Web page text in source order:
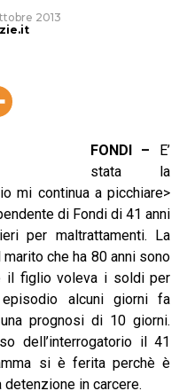
2013
FONDI – E’
stata la
mi continua a picchiare>
di Fondi di 41 anni
per maltrattamenti. La
che ha 80 anni sono
il figlio voleva i soldi per
alcuni giorni fa
prognosi di 10 giorni.
dell’interrogatorio il 41
si è ferita perchè è
in carcere.